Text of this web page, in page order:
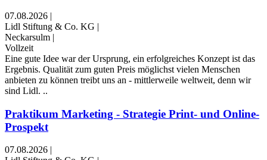
07.08.2026 |
Lidl Stiftung & Co. KG |
Neckarsulm |
Vollzeit
Eine gute Idee war der Ursprung, ein erfolgreiches Konzept ist das
Ergebnis. Qualität zum guten Preis möglichst vielen Menschen
anbieten zu können treibt uns an - mittlerweile weltweit, denn wir
sind Lidl. ..
Praktikum Marketing - Strategie Print- und Online-
Prospekt
07.08.2026 |